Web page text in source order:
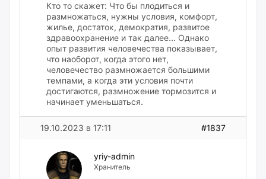
Кто то скажет: Что бы плодиться и
размножаться, нужны условия, комфорт,
жилье, достаток, демократия, развитое
здравоохранение и так далее… Однако
опыт развития человечества показывает,
что наоборот, когда этого нет,
человечество размножается большими
темпами, а когда эти условия почти
достигаются, размножение тормозится и
начинает уменьшаться.
19.10.2023 в 17:11 #1837
yriy-admin
Хранитель